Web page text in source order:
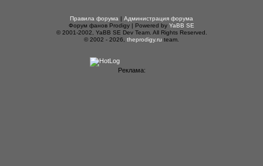
Правила форума | Администрация форума
Форум фанов Prodigy | Powered by YaBB SE
© 2001-2002, YaBB SE Dev Team. All Rights Reserved.
© 2002 - 2026, theprodigy.ru team.
Реклама: